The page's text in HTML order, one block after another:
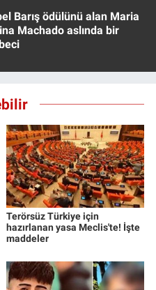
Barış ödülünü alan Maria
Machado aslında bir
Terörsüz Türkiye için
hazırlanan yasa Meclis'te! İşte
maddeler